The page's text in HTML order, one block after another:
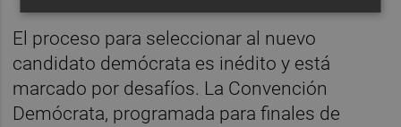
El proceso para seleccionar al nuevo
candidato demócrata es inédito y está
marcado por desafíos. La Convención
Demócrata, programada para finales de